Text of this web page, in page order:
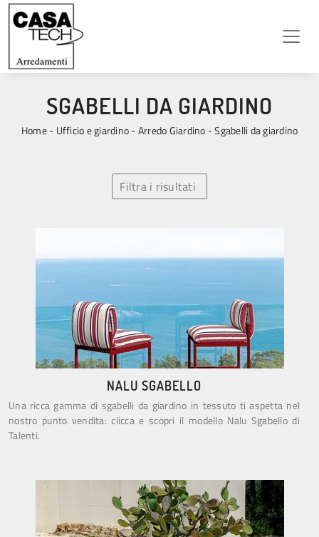
SGABELLI DA GIARDINO
Home- Ufficio e giardino-Arredo Giardino -Sgabelli da giardino
Filtra i risultati
NALU SGABELLO
Una ricca gamma di sgabelli da giardino in tessuto ti aspetta nel
nostro punto vendita: clicca e scopri il modello Nalu Sgabello di
Talenti.